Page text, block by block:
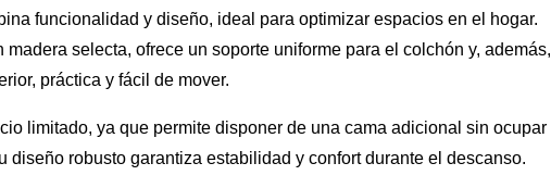
funcionalidad y diseño, ideal para optimizar espacios en el hogar.
selecta, ofrece un soporte uniforme para el colchón y, además,
práctica y fácil de mover.
limitado, ya que permite disponer de una cama adicional sin ocupar
diseño robusto garantiza estabilidad y confort durante el descanso.